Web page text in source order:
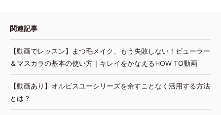
関連記事
【動画でレッスン】まつ毛メイク、もう失敗しない！ビューラー
＆マスカラの基本の使い方｜キレイをかなえるHOW TO動画
【動画あり】オルビスユーシリーズを余すことなく活用する方法
とは？